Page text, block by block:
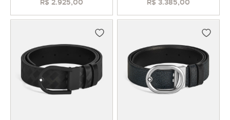
R$ 2.925,00 R$ 3.385,00